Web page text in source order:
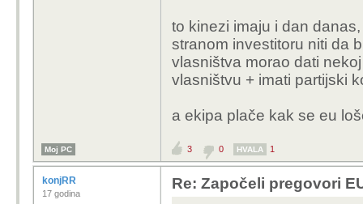
to kinezi imaju i dan
stranom investitoru niti da
vlasništva morao dati
vlasništvu + imati partijski
a ekipa plače kak se eu
Moj PC 3 0 HVALA 1
konjRR
17 godina
Re: Započeli pregovori